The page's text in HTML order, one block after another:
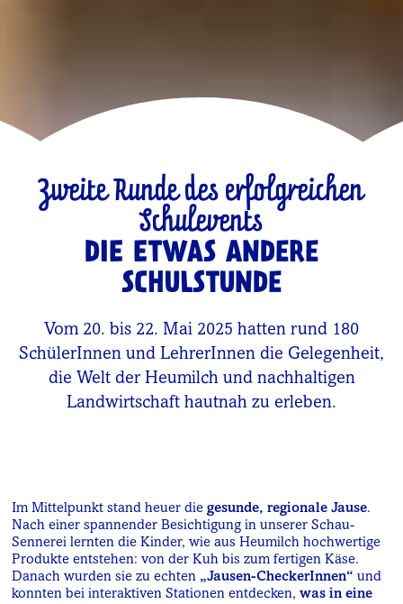
Zweite Runde des erfolgreichen
Schulevents
DIE ETWAS ANDERE
SCHULSTUNDE
Vom 20. bis 22. Mai 2025 hatten rund 180
SchülerInnen und LehrerInnen die Gelegenheit,
die Welt der Heumilch und nachhaltigen
Landwirtschaft hautnah zu erleben.
Im Mittelpunkt stand heuer die gesunde, regionale Jause.
Nach einer spannender Besichtigung in unserer Schau-
Sennerei lernten die Kinder, wie aus Heumilch hochwertige
Produkte entstehen: von der Kuh bis zum fertigen Käse.
Danach wurden sie zu echten „Jausen-CheckerInnen“ und
konnten bei interaktiven Stationen entdecken, was in eine